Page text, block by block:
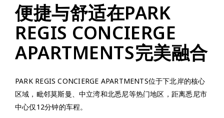
便捷与舒适在PARK
REGIS CONCIERGE
APARTMENTS完美融合
PARK REGIS CONCIERGE APARTMENTS位于下北岸的核心
区域，毗邻莫斯曼、中立湾和北悉尼等热门地区，距离悉尼市
中心仅12分钟的车程。